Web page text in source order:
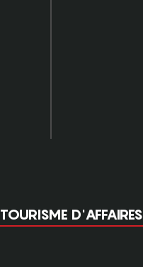
TOURISME D'AFFAIRES